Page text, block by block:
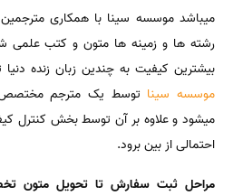
میباشد موسسه سینا با همکاری
رشته ها و زمینه ها متون و کتب علمی
بیشترین کیفیت به چندین زبان زنده
موسسه سینا توسط یک مترجم مختصص
میشود و علاوه بر آن توسط بخش کنترل
احتمالی از بین برود.
مراحل ثبت سفارش تا تحویل متون